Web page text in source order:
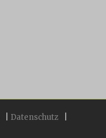
Datenschutz